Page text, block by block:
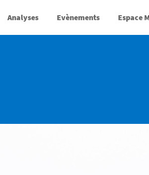
Analyses Evènements Espace